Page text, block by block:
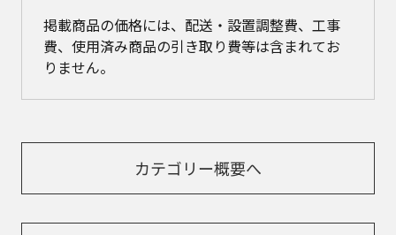
掲載商品の価格には、配送・設置調整費、工事
費、使用済み商品の引き取り費等は含まれてお
りません。
カテゴリー概要へ